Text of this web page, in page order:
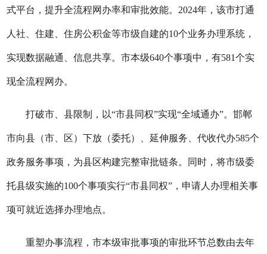
式平台，提升全流程网办率和审批效能。2024年，该市打通
人社、住建、住房公积金等市级自建的10个业务办理系统，
实现数据融通、信息共享。市本级640个事项中，有581个实
现全流程网办。
打破市、县限制，以“市县同权”实现“全域通办”。邯郸
市向县（市、区）下放（委托）、延伸服务、代收代办585个
政务服务事项，为县区构建完整审批链条。同时，将市级委
托县级实施的100个事项实行“市县同权”，申请人办理相关事
项可就近选择办理地点。
重塑办事流程，市本级审批事项的审批环节总数由去年